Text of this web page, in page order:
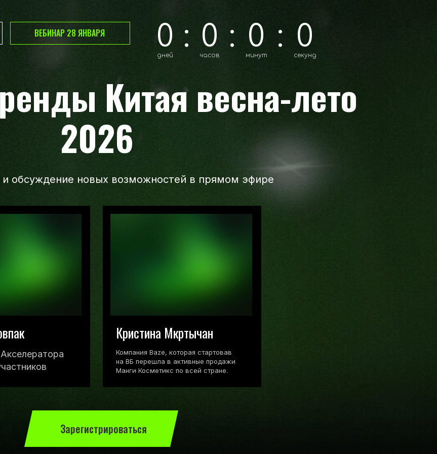
Кристина Мкртычан
Компания Baze, которая стартовав
на ВБ перешла в активные продажи
Манги Косметикс по всей стране.
Зарегистрироваться
Китая весна-лето
2026
ВЕБИНАР 28 ЯНВАРЯ
и обсуждение новых возможностей в прямом эфире
0
дней
: 0
часов
: 0
минут
: 0
секунд